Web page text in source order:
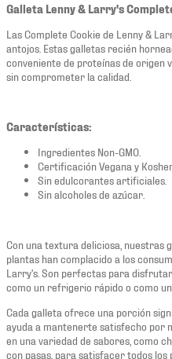
Galleta Lenny & Larry's
Las Complete Cookie de Lenny &
antojos. Estas galletas recién
conveniente de proteínas de origen
sin comprometer la calidad.
Características:
Ingredientes Non-GMO.
Certificación Vegana y
Sin edulcorantes artificiales.
Sin alcoholes de azúcar.
Con una textura deliciosa, nuestras
plantas han complacido a los
Larry's. Son perfectas para
como un refrigerio rápido o como
Cada galleta ofrece una porción
ayuda a mantenerte satisfecho por
en una variedad de sabores, como
con pasas, para satisfacer todos los